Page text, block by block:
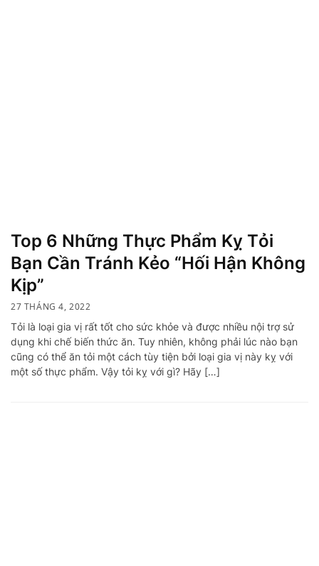
Top 6 Những Thực Phẩm Kỵ Tỏi
Bạn Cần Tránh Kẻo “Hối Hận Không
Kịp”
27 THÁNG 4, 2022
Tỏi là loại gia vị rất tốt cho sức khỏe và được nhiều nội trợ sử
dụng khi chế biến thức ăn. Tuy nhiên, không phải lúc nào bạn
cũng có thể ăn tỏi một cách tùy tiện bởi loại gia vị này kỵ với
một số thực phẩm. Vậy tỏi kỵ với gì? Hãy […]